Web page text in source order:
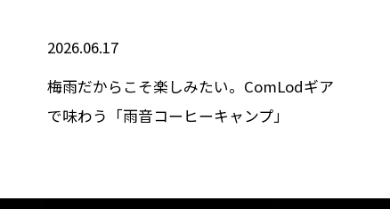
2026.06.17
梅雨だからこそ楽しみたい。ComLodギア
で味わう「雨音コーヒーキャンプ」